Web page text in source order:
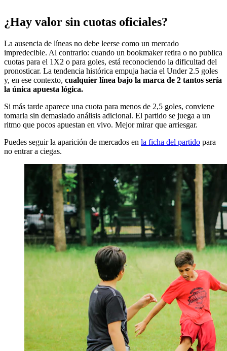
¿Hay valor sin cuotas oficiales?
La ausencia de líneas no debe leerse como un mercado
impredecible. Al contrario: cuando un bookmaker retira o no publica
cuotas para el 1X2 o para goles, está reconociendo la dificultad del
pronosticar. La tendencia histórica empuja hacia el Under 2.5 goles
y, en ese contexto, cualquier línea bajo la marca de 2 tantos sería
la única apuesta lógica.
Si más tarde aparece una cuota para menos de 2,5 goles, conviene
tomarla sin demasiado análisis adicional. El partido se juega a un
ritmo que pocos apuestan en vivo. Mejor mirar que arriesgar.
Puedes seguir la aparición de mercados en la ficha del partido para
no entrar a ciegas.